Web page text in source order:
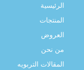
الرئيسية
المنتجات
العروض
من نحن
المقالات التربويه